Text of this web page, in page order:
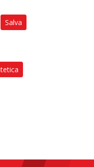
Salva